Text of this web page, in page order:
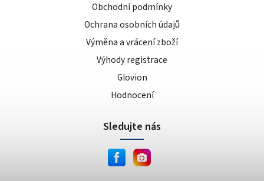
Obchodní podmínky
Ochrana osobních údajů
Výměna a vrácení zboží
Výhody registrace
Glovion
Hodnocení
Sledujte nás